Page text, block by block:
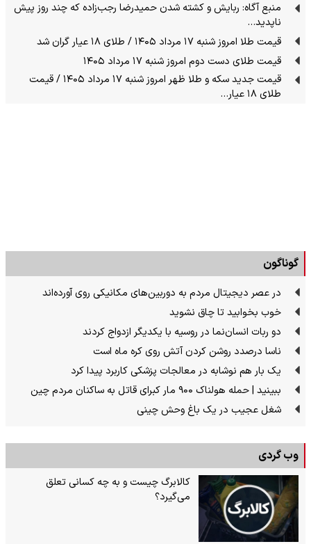
منبع آگاه: ربایش و کشته شدن حمیدرضا رجب‌زاده که چند روز پیش
ناپدید…
قیمت طلا امروز شنبه ۱۷ مرداد ۱۴۰۵ / طلای ۱۸ عیار گران شد
قیمت طلای دست دوم امروز شنبه ۱۷ مرداد ۱۴۰۵
قیمت جدید سکه و طلا ظهر امروز شنبه ۱۷ مرداد ۱۴۰۵ / قیمت
طلای ۱۸ عیار…
گوناگون
در عصر دیجیتال مردم به دوربین‌های مکانیکی روی آورده‌اند
خوب بخوابید تا چاق نشوید
دو ربات انسان‌نما در روسیه با یکدیگر ازدواج کردند
ناسا درصدد روشن کردن آتش روی کره ماه است
یک بار هم نوشابه در معالجات پزشکی کاربرد پیدا کرد
ببینید | حمله هولناک ۹۰۰ مار کبرای قاتل به ساکنان مردم چین
شغل عجیب در یک باغ وحش چینی
وب گردی
کالابرگ چیست و به چه کسانی تعلق
می‌گیرد؟